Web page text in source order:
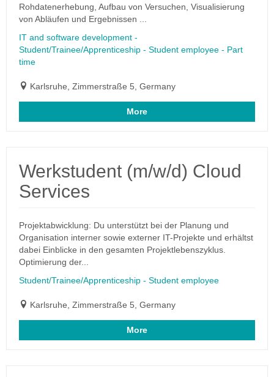
Rohdatenerhebung, Aufbau von Versuchen, Visualisierung
von Abläufen und Ergebnissen ...
IT and software development -
Student/Trainee/Apprenticeship - Student employee - Part
time
Karlsruhe, Zimmerstraße 5, Germany
More
Werkstudent (m/w/d) Cloud
Services
Projektabwicklung: Du unterstützt bei der Planung und
Organisation interner sowie externer IT-Projekte und erhältst
dabei Einblicke in den gesamten Projektlebenszyklus.
Optimierung der...
Student/Trainee/Apprenticeship - Student employee
Karlsruhe, Zimmerstraße 5, Germany
More